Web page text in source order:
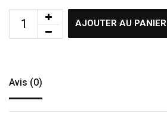
AJOUTER AU PANIER
Avis (0)